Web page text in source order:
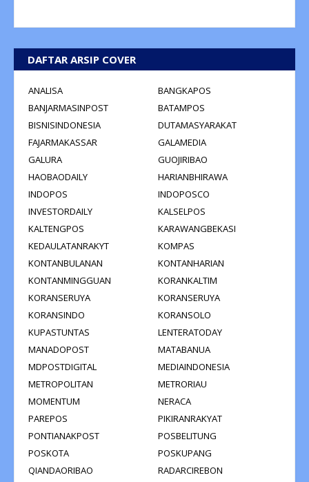
DAFTAR ARSIP COVER
ANALISA
BANGKAPOS
BANJARMASINPOST
BATAMPOS
BISNISINDONESIA
DUTAMASYARAKAT
FAJARMAKASSAR
GALAMEDIA
GALURA
GUOJIRIBAO
HAOBAODAILY
HARIANBHIRAWA
INDOPOS
INDOPOSCO
INVESTORDAILY
KALSELPOS
KALTENGPOS
KARAWANGBEKASI
KEDAULATANRAKYT
KOMPAS
KONTANBULANAN
KONTANHARIAN
KONTANMINGGUAN
KORANKALTIM
KORANSERUYA
KORANSERUYA
KORANSINDO
KORANSOLO
KUPASTUNTAS
LENTERATODAY
MANADOPOST
MATABANUA
MDPOSTDIGITAL
MEDIAINDONESIA
METROPOLITAN
METRORIAU
MOMENTUM
NERACA
PAREPOS
PIKIRANRAKYAT
PONTIANAKPOST
POSBELITUNG
POSKOTA
POSKUPANG
QIANDAORIBAO
RADARCIREBON